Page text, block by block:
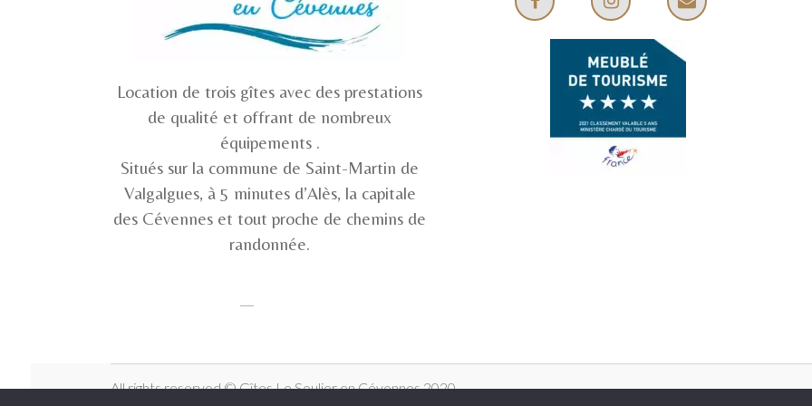
Location de trois gîtes avec des prestations
de qualité et offrant de nombreux
équipements .
​Situés sur la commune de Saint-Martin de
Valgalgues, à 5 minutes d’Alès, la capitale
des Cévennes et tout proche de chemins de
randonnée.
All rights reserved © Gîtes Le Soulier en Cévennes 2020